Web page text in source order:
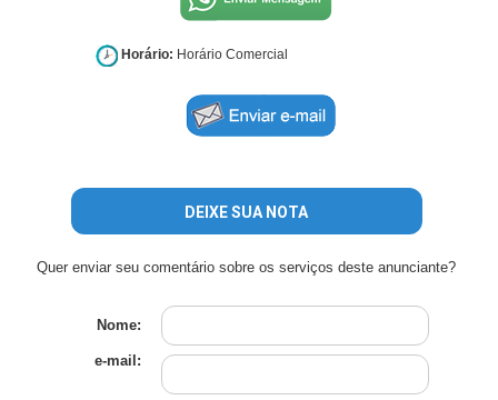
Horário: Horário Comercial
DEIXE SUA NOTA
Quer enviar seu comentário sobre os serviços deste anunciante?
Nome:
e-mail: